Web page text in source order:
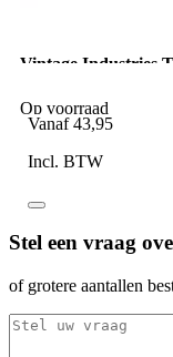
Vintage Industries
Op voorraad
Vanaf 43,95
Incl. BTW
Stel een vraag
of grotere aantallen